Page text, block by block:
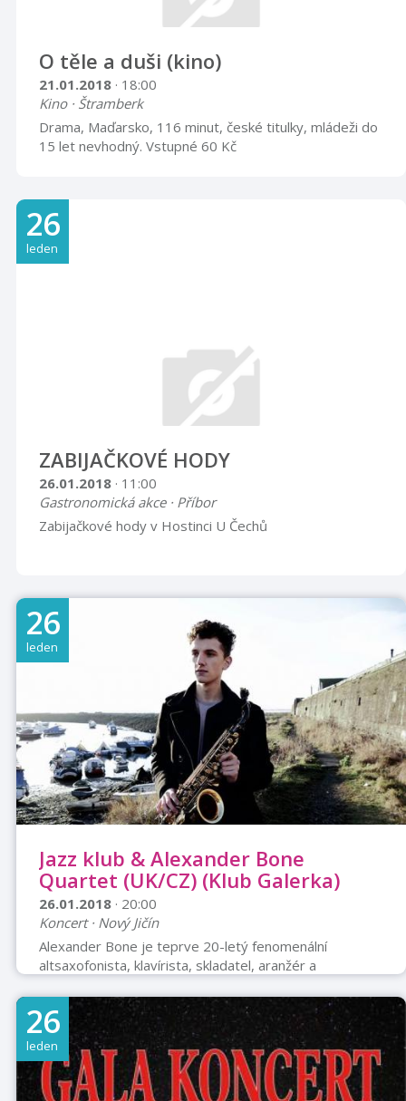
O těle a duši (kino)
21.01.2018 · 18:00
Kino · Štramberk
Drama, Maďarsko, 116 minut, české titulky, mládeži do
15 let nevhodný. Vstupné 60 Kč
26
leden
ZABIJAČKOVÉ HODY
26.01.2018 · 11:00
Gastronomická akce · Příbor
Zabijačkové hody v Hostinci U Čechů
26
leden
Jazz klub & Alexander Bone
Quartet (UK/CZ) (Klub Galerka)
26.01.2018 · 20:00
Koncert · Nový Jičín
Alexander Bone je teprve 20-letý fenomenální
altsaxofonista, klavírista, skladatel, aranžér a
diváků na závěrečném večeru festivalu Proms,
vysílaného v přímém přenosu na TV kanálu BBC Two.
Spolupracuje s velkými jmény jazzu a popu: Kylie
Minogue, Gary Barlow, Liane Carroll & Dave Holland,
Nile Rodgers a Rudimental. V roce 2014 byl korunován
26
leden